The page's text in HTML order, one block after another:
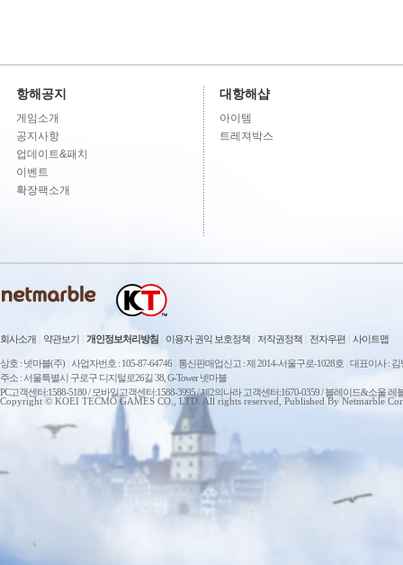
항해공지
게임소개
공지사항
업데이트&패치
이벤트
확장팩소개
대항해샵
아이템
트레져박스
회사소개 약관보기 개인정보처리방침 이용자 권익 보호정책 저작권정책 전자우편 사이트맵
상호 : 넷마블(주) 사업자번호 : 105-87-64746 통신판매업신고 : 제 2014-서울구로-1028호 대표이사 : 김
주소 : 서울특별시 구로구 디지털로26길 38, G-Tower 넷마블
PC고객센터:1588-5180 / 모바일고객센터:1588-3995 / 제2의나라 고객센터:1670-0359 / 블레이드&소울
Copyright © KOEI TECMO GAMES CO., LTD. All rights reserved, Published By Netmarble